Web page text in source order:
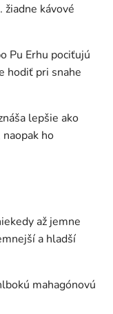
žiadne kávové
Pu Erhu pociťujú
hodiť pri snahe
lepšie ako
ho
až jemne
a hladší
mahagónovú